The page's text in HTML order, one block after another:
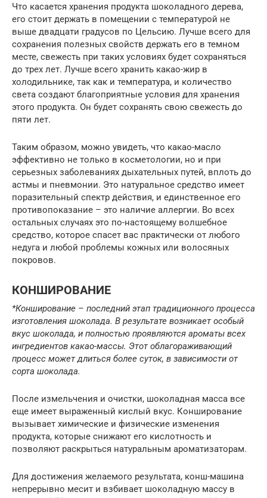
Что касается хранения продукта шоколадного дерева,
его стоит держать в помещении с температурой не
выше двадцати градусов по Цельсию. Лучше всего для
сохранения полезных свойств держать его в темном
месте, свежесть при таких условиях будет сохраняться
до трех лет. Лучше всего хранить какао-жир в
холодильнике, так как и температура, и количество
света создают благоприятные условия для хранения
этого продукта. Он будет сохранять свою свежесть до
пяти лет.
Таким образом, можно увидеть, что какао-масло
эффективно не только в косметологии, но и при
серьезных заболеваниях дыхательных путей, вплоть до
астмы и пневмонии. Это натуральное средство имеет
поразительный спектр действия, и единственное его
противопоказание – это наличие аллергии. Во всех
остальных случаях это по-настоящему волшебное
средство, которое спасет вас практически от любого
недуга и любой проблемы кожных или волосяных
покровов.
КОНШИРОВАНИЕ
*Конширование – последний этап традиционного процесса
изготовления шоколада. В результате возникает особый
вкус шоколада, и полностью проявляются ароматы всех
ингредиентов какао-массы. Этот облагораживающий
процесс может длиться более суток, в зависимости от
сорта шоколада.
После измельчения и очистки, шоколадная масса все
еще имеет выраженный кислый вкус. Конширование
вызывает химические и физические изменения
продукта, которые снижают его кислотность и
позволяют раскрыться натуральным ароматизаторам.
Для достижения желаемого результата, конш-машина
непрерывно месит и взбивает шоколадную массу в